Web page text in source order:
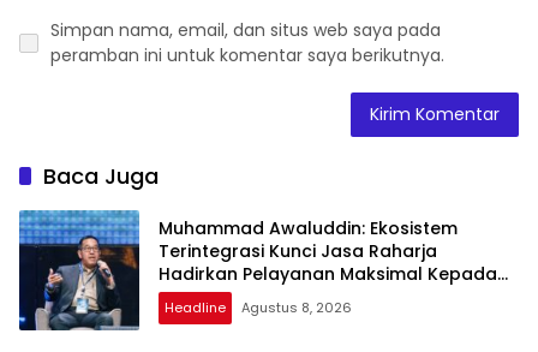
Simpan nama, email, dan situs web saya pada
peramban ini untuk komentar saya berikutnya.
Baca Juga
Muhammad Awaluddin: Ekosistem
Terintegrasi Kunci Jasa Raharja
Hadirkan Pelayanan Maksimal Kepada
Masyarakat
Headline Agustus 8, 2026